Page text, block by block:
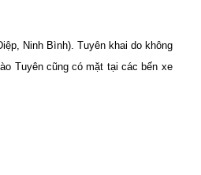
Ninh Bình). Tuyên khai do không
Tuyên cũng có mặt tại các bến xe